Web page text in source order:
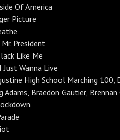
Of America
Picture
President
Like Me
Wanna Live
High School Marching 100,
Adams, Braedon Gautier,